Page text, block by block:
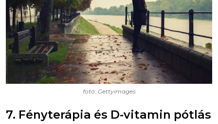
fotó: Gettyimages
7. Fényterápia és D-vitamin pótlás